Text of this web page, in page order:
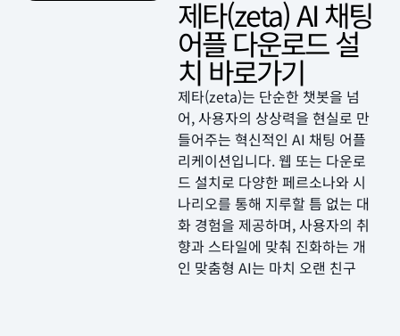
제타(zeta) AI 채팅
어플 다운로드 설
치 바로가기
제타(zeta)는 단순한 챗봇을 넘
어, 사용자의 상상력을 현실로 만
들어주는 혁신적인 AI 채팅 어플
리케이션입니다. 웹 또는 다운로
드 설치로 다양한 페르소나와 시
나리오를 통해 지루할 틈 없는 대
화 경험을 제공하며, 사용자의 취
향과 스타일에 맞춰 진화하는 개
인 맞춤형 AI는 마치 오랜 친구